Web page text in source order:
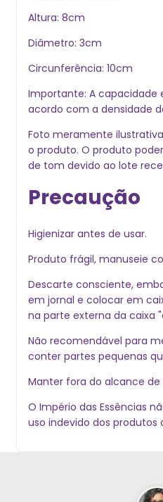
Altura: 8cm
Diâmetro: 3cm
Circunferência: 10cm
Importante: A capacidade
acordo com a densidade
Foto meramente
o produto. O produto
de tom devido ao lote
Precaução
Higienizar antes de usar.
Produto frágil, manuseie
Descarte consciente,
em jornal e colocar em
na parte externa da caixa
Não recomendável para
conter partes pequenas
Manter fora do alcance de
O Império das Essências
uso indevido dos produtos